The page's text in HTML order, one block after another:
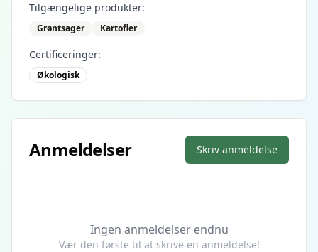
Tilgængelige produkter:
Grøntsager Kartofler
Certificeringer:
Økologisk
Anmeldelser Skriv anmeldelse
Ingen anmeldelser endnu
Vær den første til at skrive en anmeldelse!